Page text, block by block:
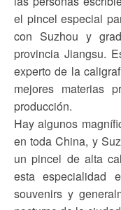
el pincel especial
con Suzhou y
provincia Jiangsu.
experto de la
mejores materias
producción.
Hay algunos
en toda China, y
un pincel de alta
esta especialidad
souvenirs y